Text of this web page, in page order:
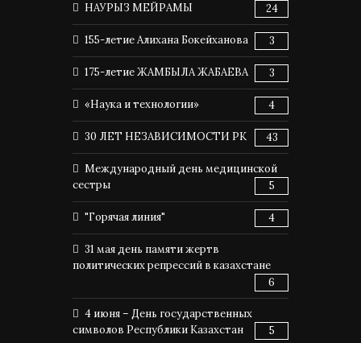
НАУРЫЗ МЕЙРАМЫ 24
155-летие Алихана Бокейханова 3
175-летие ЖАМБЫЛА ЖАБАЕВА 3
«Наука и технологии» 4
30 ЛЕТ НЕЗАВИСИМОСТИ РК 43
Международный день медицинской
сестры
5
"Горячая линия" 4
31 мая день памяти жертв
политических репрессий в казахстане
6
4 июня – День государственных
символов Республики Казахстан
5